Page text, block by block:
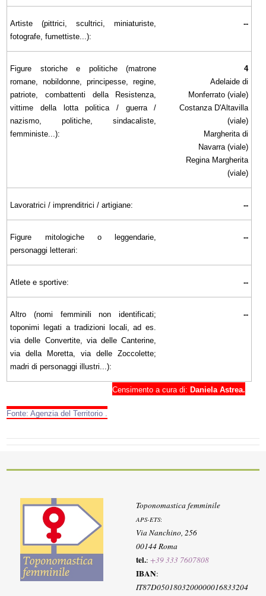
Artiste (pittrici, scultrici, miniaturiste,
fotografe, fumettiste...):
--
Figure storiche e politiche (matrone
romane, nobildonne, principesse, regine,
patriote, combattenti della Resistenza,
vittime della lotta politica / guerra /
nazismo, politiche, sindacaliste,
femministe...):
4
Adelaide di
Monferrato (viale)
Costanza D'Altavilla
(viale)
Margherita di
Navarra (viale)
Regina Margherita
(viale)
Lavoratrici / imprenditrici / artigiane: --
Figure mitologiche o leggendarie,
personaggi letterari:
--
Atlete e sportive: --
Altro (nomi femminili non identificati;
toponimi legati a tradizioni locali, ad es.
via delle Convertite, via delle Canterine,
via della Moretta, via delle Zoccolette;
madri di personaggi illustri...):
--
Censimento a cura di: Daniela Astrea.
Fonte: Agenzia del Territorio .
Toponomastica femminile
APS-ETS:
Via Nanchino, 256
00144 Roma
tel.:+39 333 7607808
IBAN:
IT87D0501803200000016833204